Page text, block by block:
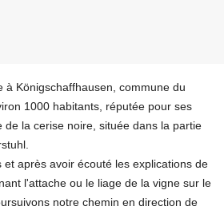
à Königschaffhausen, commune du
1000 habitants, réputée pour ses
de la cerise noire, située dans la partie
et après avoir écouté les explications de
l'attache ou le liage de la vigne sur le
notre chemin en direction de